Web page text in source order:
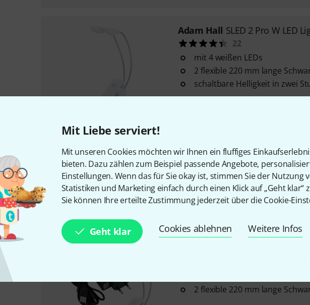
Mit Liebe serviert!
Mit unseren Cookies möchten wir Ihnen ein fluffiges
bieten. Dazu zählen zum Beispiel passende Angebote,
Einstellungen. Wenn das für Sie okay ist, stimmen Sie der Nutzung
Statistiken und Marketing einfach durch einen Klick auf „Geht klar“
Sie können Ihre erteilte Zustimmung jederzeit über die Cookie-
Geht klar Cookies ablehnen Weitere Infos
Adam Hall SLED 2 Pro W LED
22
mit 4 weißen LEDs
2 flexible 220 mm lange
schaltbare Helligkeit in zwei
70
mit 2 weißen LEDs
flexibler 220 mm langer
schaltbare Helligkeit in zwei
2 flexible 220 mm lange